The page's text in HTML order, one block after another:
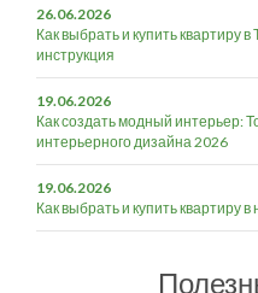
26.06.2026
Как выбрать и купить квартиру
инструкция
19.06.2026
Как создать модный интерьер:
интерьерного дизайна 2026
19.06.2026
Как выбрать и купить квартиру